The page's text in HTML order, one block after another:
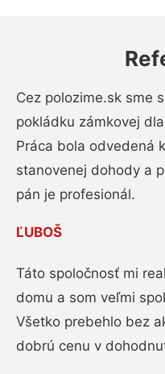
Cez polozime.sk sme
pokládku zámkovej
Práca bola odvedená
stanovenej dohody a
pán je profesionál.
ĽUBOŠ
Táto spoločnosť mi
domu a som veľmi
Všetko prebehlo bez
dobrú cenu v